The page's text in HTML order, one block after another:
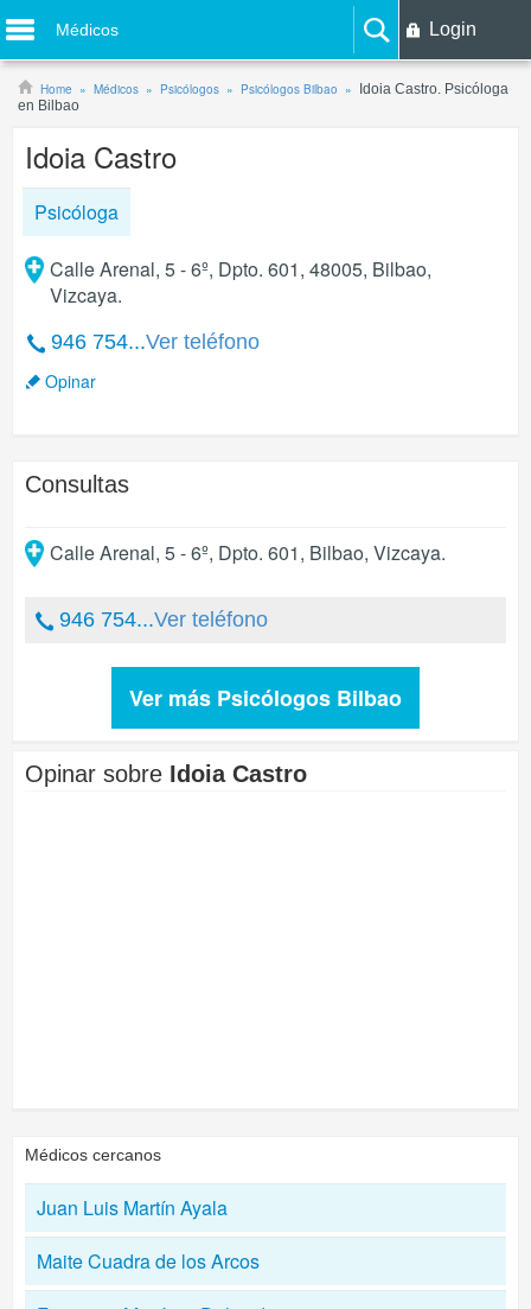
Médicos Login
Home Médicos Psicólogos Psicólogos Bilbao
Idoia Castro. Psicóloga
en Bilbao
Idoia Castro
Psicóloga
Calle Arenal, 5 - 6º, Dpto. 601, 48005, Bilbao,
Vizcaya.
946 754...Ver teléfono
Opinar
Consultas
Calle Arenal, 5 - 6º, Dpto. 601, Bilbao, Vizcaya.
946 754...Ver teléfono
Ver más Psicólogos Bilbao
Opinar sobre Idoia Castro
Médicos cercanos
Juan Luis Martín Ayala
Maite Cuadra de los Arcos